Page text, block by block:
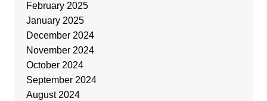
February 2025
January 2025
December 2024
November 2024
October 2024
September 2024
August 2024